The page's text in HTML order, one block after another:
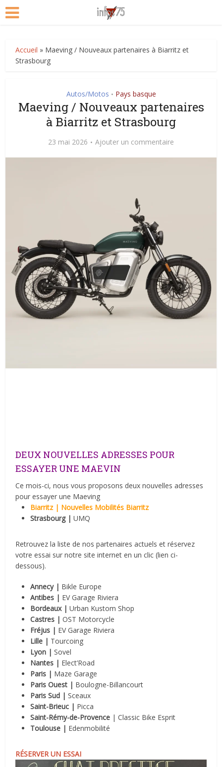
Accueil » Maeving / Nouveaux partenaires à Biarritz et
Strasbourg
Autos/Motos • Pays basque
Maeving / Nouveaux partenaires
à Biarritz et Strasbourg
23 mai 2026 Ajouter un commentaire
DEUX NOUVELLES ADRESSES POUR
ESSAYER UNE MAEVIN
Ce mois-ci, nous vous proposons deux nouvelles adresses
pour essayer une Maeving
Biarritz | Nouvelles Mobilités Biarritz
Strasbourg | UMQ
Retrouvez la liste de nos partenaires actuels et réservez
votre essai sur notre site internet en un clic (lien ci-
dessous).
Annecy | Bikle Europe
Antibes | EV Garage Riviera
Bordeaux | Urban Kustom Shop
Castres |OST Motorcycle
Fréjus | EV Garage Riviera
Lille | Tourcoing
Lyon |Sovel
Nantes | Elect’Road
Paris | Maze Garage
Paris Ouest | Boulogne-Billancourt
Paris Sud |Sceaux
Saint-Brieuc | Picca
Saint-Rémy-de-Provence | Classic Bike Esprit
Toulouse | Edenmobilité
RÉSERVER UN ESSAI